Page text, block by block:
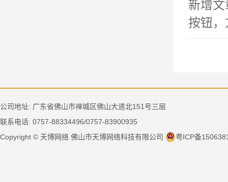
新增
按钮
公司地址: 广东省佛山市禅城区佛山大道北151号三层
联系电话: 0757-88334496/0757-83900935
Copyright © 天博网络 佛山市天博网络科技有限公司
粤ICP备